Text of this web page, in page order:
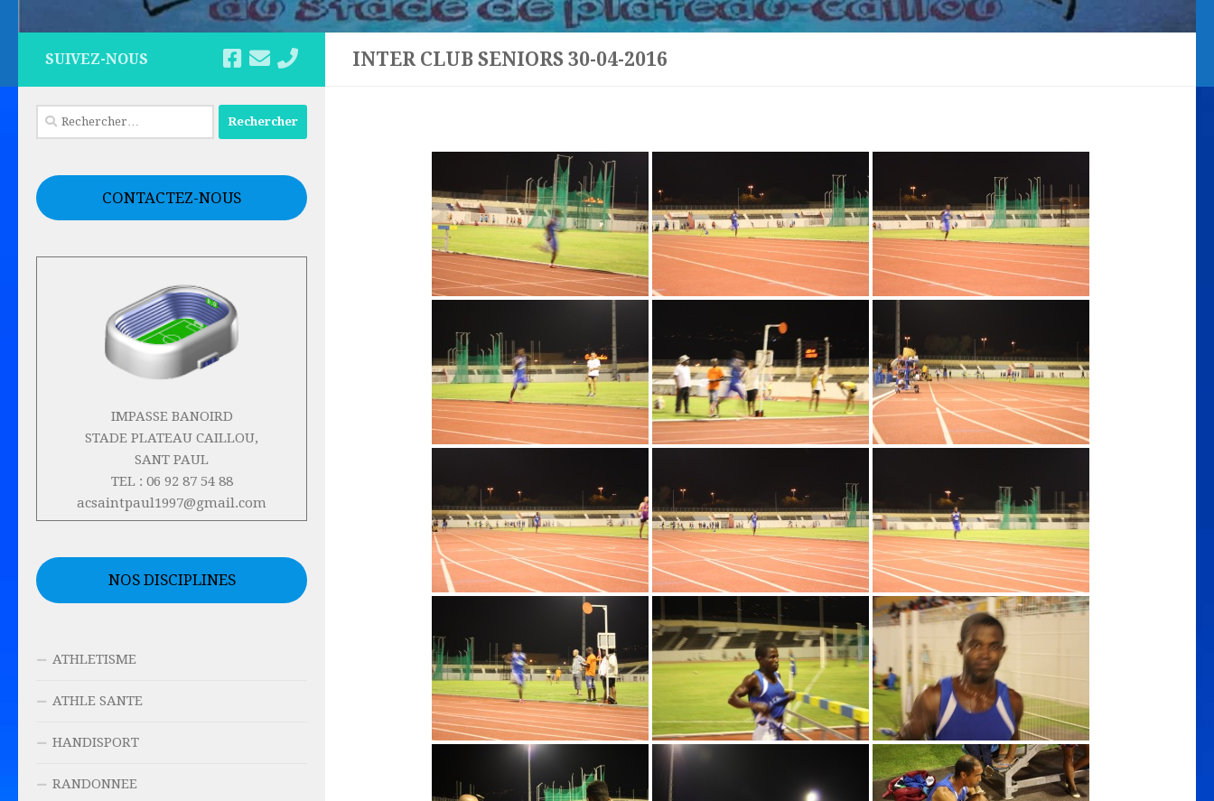
INTER CLUB SENIORS 30-04-2016
SUIVEZ-NOUS
Rechercher :
CONTACTEZ-NOUS
IMPASSE BANOIRD
STADE PLATEAU CAILLOU,
SANT PAUL
TEL : 06 92 87 54 88
acsaintpaul1997@gmail.com
NOS DISCIPLINES
ATHLETISME
ATHLE SANTE
HANDISPORT
RANDONNEE